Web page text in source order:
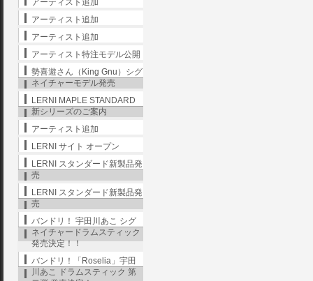
アーティスト追加
アーティスト追加
アーティスト追加
アーティスト特注モデル公開
勢喜遊さん（King Gnu）シグ
ネイチャーモデル発売
LERNI MAPLE STANDARD
新シリーズのご案内
アーティスト追加
LERNI サイト オープン
LERNI スタンダード新製品発
売
LERNI スタンダード新製品発
売
バンドリ！ 宇田川あこ シグ
ネイチャードラムスティック
発売決定！！
バンドリ！「Roselia」宇田
川あこ ドラムスティック 第